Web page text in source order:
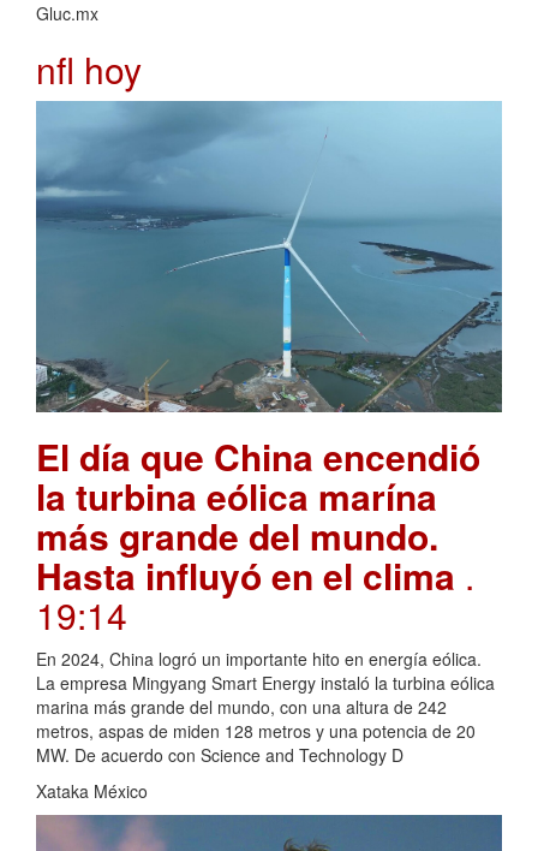
Gluc.mx
nfl hoy
El día que China encendió
la turbina eólica marína
más grande del mundo.
Hasta influyó en el clima .
19:14
En 2024, China logró un importante hito en energía eólica.
La empresa Mingyang Smart Energy instaló la turbina eólica
marina más grande del mundo, con una altura de 242
metros, aspas de miden 128 metros y una potencia de 20
MW. De acuerdo con Science and Technology D
Xataka México